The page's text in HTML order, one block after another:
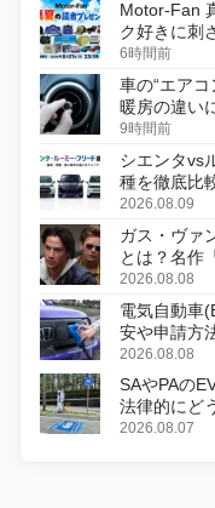
Motor-Fan
ク好きに刺
6時間前
車の“エア
暖房の違い
9時間前
シエンタvs
種を徹底比
2026.08.09
ガス・ヴァ
とは？名作
初のデジタ
2026.08.08
電気自動車
安や申請方
2026.08.08
SAやPAの
法律的にど
2026.08.07